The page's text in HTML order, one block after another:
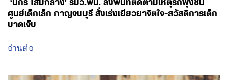
‘นิกร โสมกลาง’ รมว.พม. ลงพื้นที่ติดตามเหตุรถพุ่งชน
ศูนย์เด็กเล็ก กาญจนบุรี สั่งเร่งเยียวยาจิตใจ-สวัสดิการเด็ก
บาดเจ็บ
อ่านต่อ